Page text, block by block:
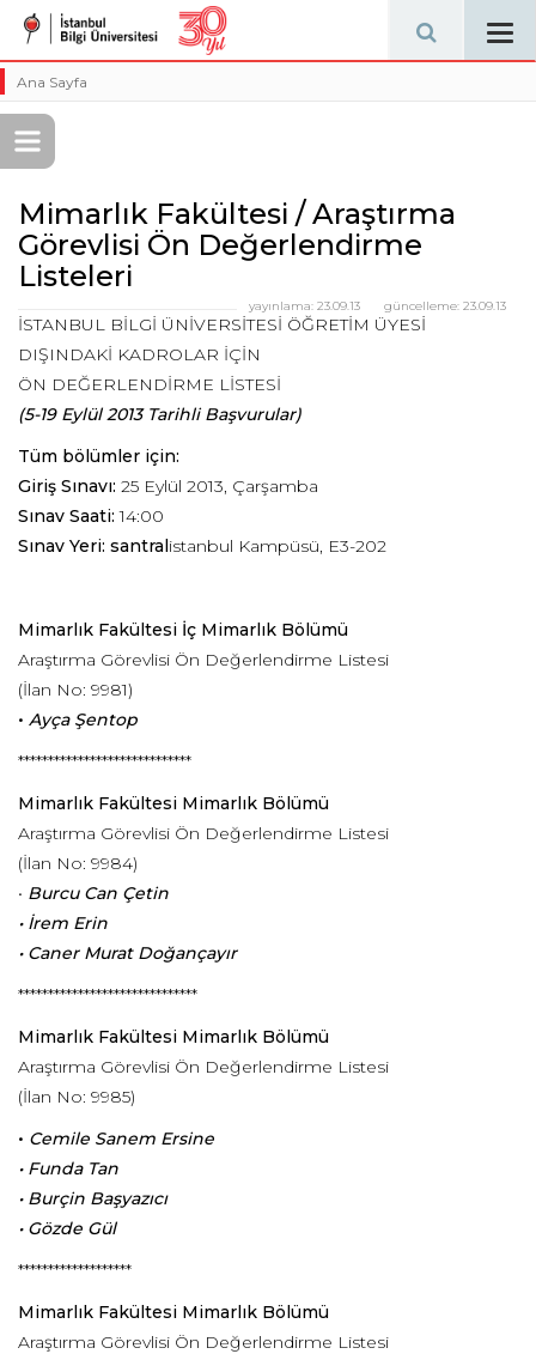
Ana Sayfa
Mimarlık Fakültesi / Araştırma
Görevlisi Ön Değerlendirme
Listeleri
güncelleme: 23.09.13
yayınlama: 23.09.13
İSTANBUL BİLGİ ÜNİVERSİTESİ ÖĞRETİM ÜYESİ
DIŞINDAKİ KADROLAR İÇİN
ÖN DEĞERLENDİRME LİSTESİ
(5-19 Eylül 2013 Tarihli Başvurular)
Tüm bölümler için:
Giriş Sınavı: 25 Eylül 2013, Çarşamba
Sınav Saati: 14:00
Sınav Yeri: santralistanbul Kampüsü, E3-202
Mimarlık Fakültesi İç Mimarlık Bölümü
Araştırma Görevlisi Ön Değerlendirme Listesi
(İlan No: 9981)
• Ayça Şentop
*****************************
Mimarlık Fakültesi Mimarlık Bölümü
Araştırma Görevlisi Ön Değerlendirme Listesi
(İlan No: 9984)
• Burcu Can Çetin
• İrem Erin
• Caner Murat Doğançayır
******************************
Mimarlık Fakültesi Mimarlık Bölümü
Araştırma Görevlisi Ön Değerlendirme Listesi
(İlan No: 9985)
• Cemile Sanem Ersine
• Funda Tan
• Burçin Başyazıcı
• Gözde Gül
*******************
Mimarlık Fakültesi Mimarlık Bölümü
Araştırma Görevlisi Ön Değerlendirme Listesi